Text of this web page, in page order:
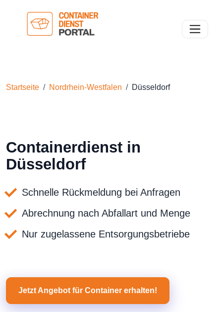
Toggle
Startseite Nordrhein-Westfalen Düsseldorf
Containerdienst in
Düsseldorf
Schnelle Rückmeldung bei Anfragen
Abrechnung nach Abfallart und Menge
Nur zugelassene Entsorgungsbetriebe
Jetzt Angebot für Container erhalten!